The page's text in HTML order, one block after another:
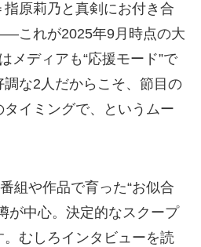
原莉乃と真剣にお付き合
これが2025年9月時点の大
メディアも“応援モード”で
調な2人だからこそ、節目の
イミングで、というムー
組や作品で育った“お似合
が中心。決定的なスクープ
むしろインタビューを読